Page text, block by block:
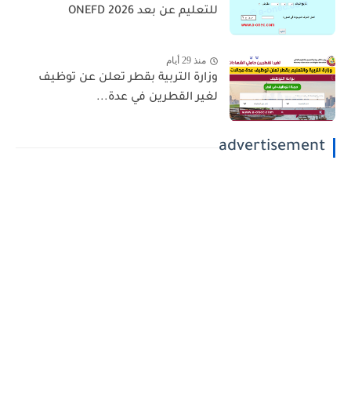
للتعليم عن بعد 2026 ONEFD
منذ 29 أيام
وزارة التربية بقطر تعلن عن توظيف
لغير القطرين في عدة...
advertisement